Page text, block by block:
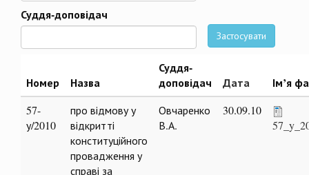
Суддя-доповідач
Застосувати
Номер Назва
Суддя-
доповідач
Дата Ім’я
57-
у/2010
про відмову у
відкритті
конституційного
провадження у
справі за
Овчаренко
В.А.
30.09.10